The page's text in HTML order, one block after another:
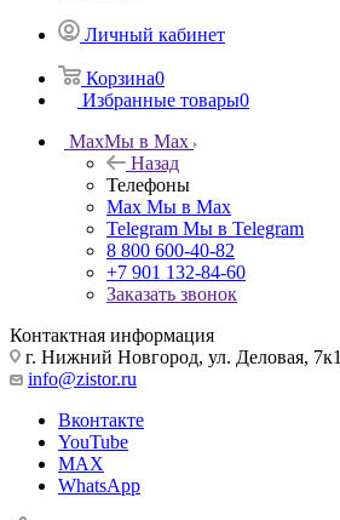
Личный кабинет
Корзина0
Избранные товары0
MaxМы в Max
Назад
Телефоны
Max Мы в Max
Telegram Мы в Telegram
8 800 600-40-82
+7 901 132-84-60
Заказать звонок
Контактная информация
г. Нижний Новгород, ул. Деловая, 7к1
info@zistor.ru
Вконтакте
YouTube
MAX
WhatsApp